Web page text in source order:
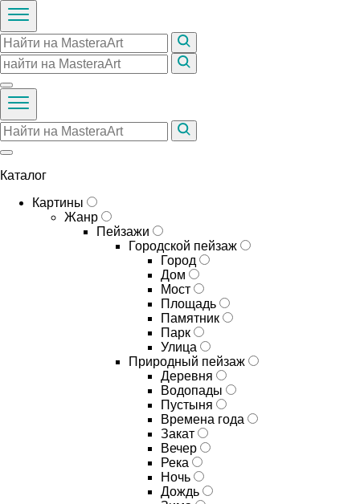
Каталог
Картины
Жанр
Пейзажи
Городской пейзаж
Город
Дом
Мост
Площадь
Памятник
Парк
Улица
Природный пейзаж
Деревня
Водопады
Пустыня
Времена года
Закат
Вечер
Река
Ночь
Дождь